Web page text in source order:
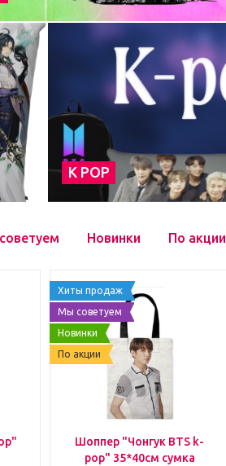
К POP
Новинки По акции
Хиты продаж
Мы советуем
Новинки
По акции
Шоппер "Чонгук BTS k-
pop" 35*40см сумка